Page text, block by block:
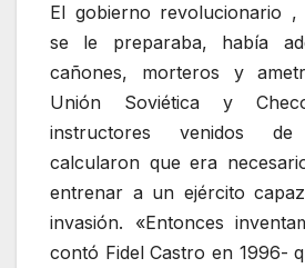
El gobierno revolucionario ,
se le preparaba, había
cañones, morteros y
Unión Soviética y
instructores venidos
calcularon que era
entrenar a un ejército
invasión. «Entonces
contó Fidel Castro en 1996-